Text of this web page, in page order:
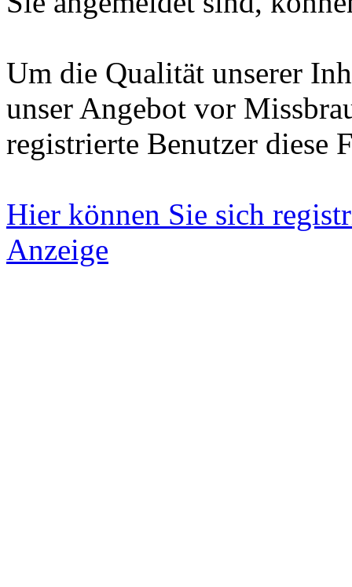
Um die Qualität unserer
unser Angebot vor
registrierte Benutzer diese
Hier können Sie sich
Anzeige